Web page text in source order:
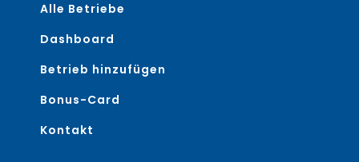
Alle Betriebe
Dashboard
Betrieb hinzufügen
Bonus-Card
Kontakt